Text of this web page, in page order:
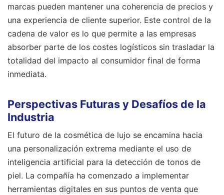
marcas pueden mantener una coherencia de precios y
una experiencia de cliente superior. Este control de la
cadena de valor es lo que permite a las empresas
absorber parte de los costes logísticos sin trasladar la
totalidad del impacto al consumidor final de forma
inmediata.
Perspectivas Futuras y Desafíos de la
Industria
El futuro de la cosmética de lujo se encamina hacia
una personalización extrema mediante el uso de
inteligencia artificial para la detección de tonos de
piel. La compañía ha comenzado a implementar
herramientas digitales en sus puntos de venta que